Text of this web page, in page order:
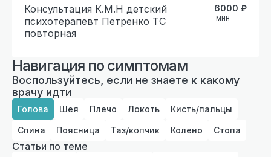
Консультация К.М.Н детский
психотерапевт Петренко ТС
повторная
мин
6000 ₽
Навигация по симптомам
Воспользуйтесь, если не знаете к какому
врачу идти
Голова Шея Плечо Локоть Кисть/пальцы
Спина Поясница Таз/копчик Колено Стопа
Статьи по теме